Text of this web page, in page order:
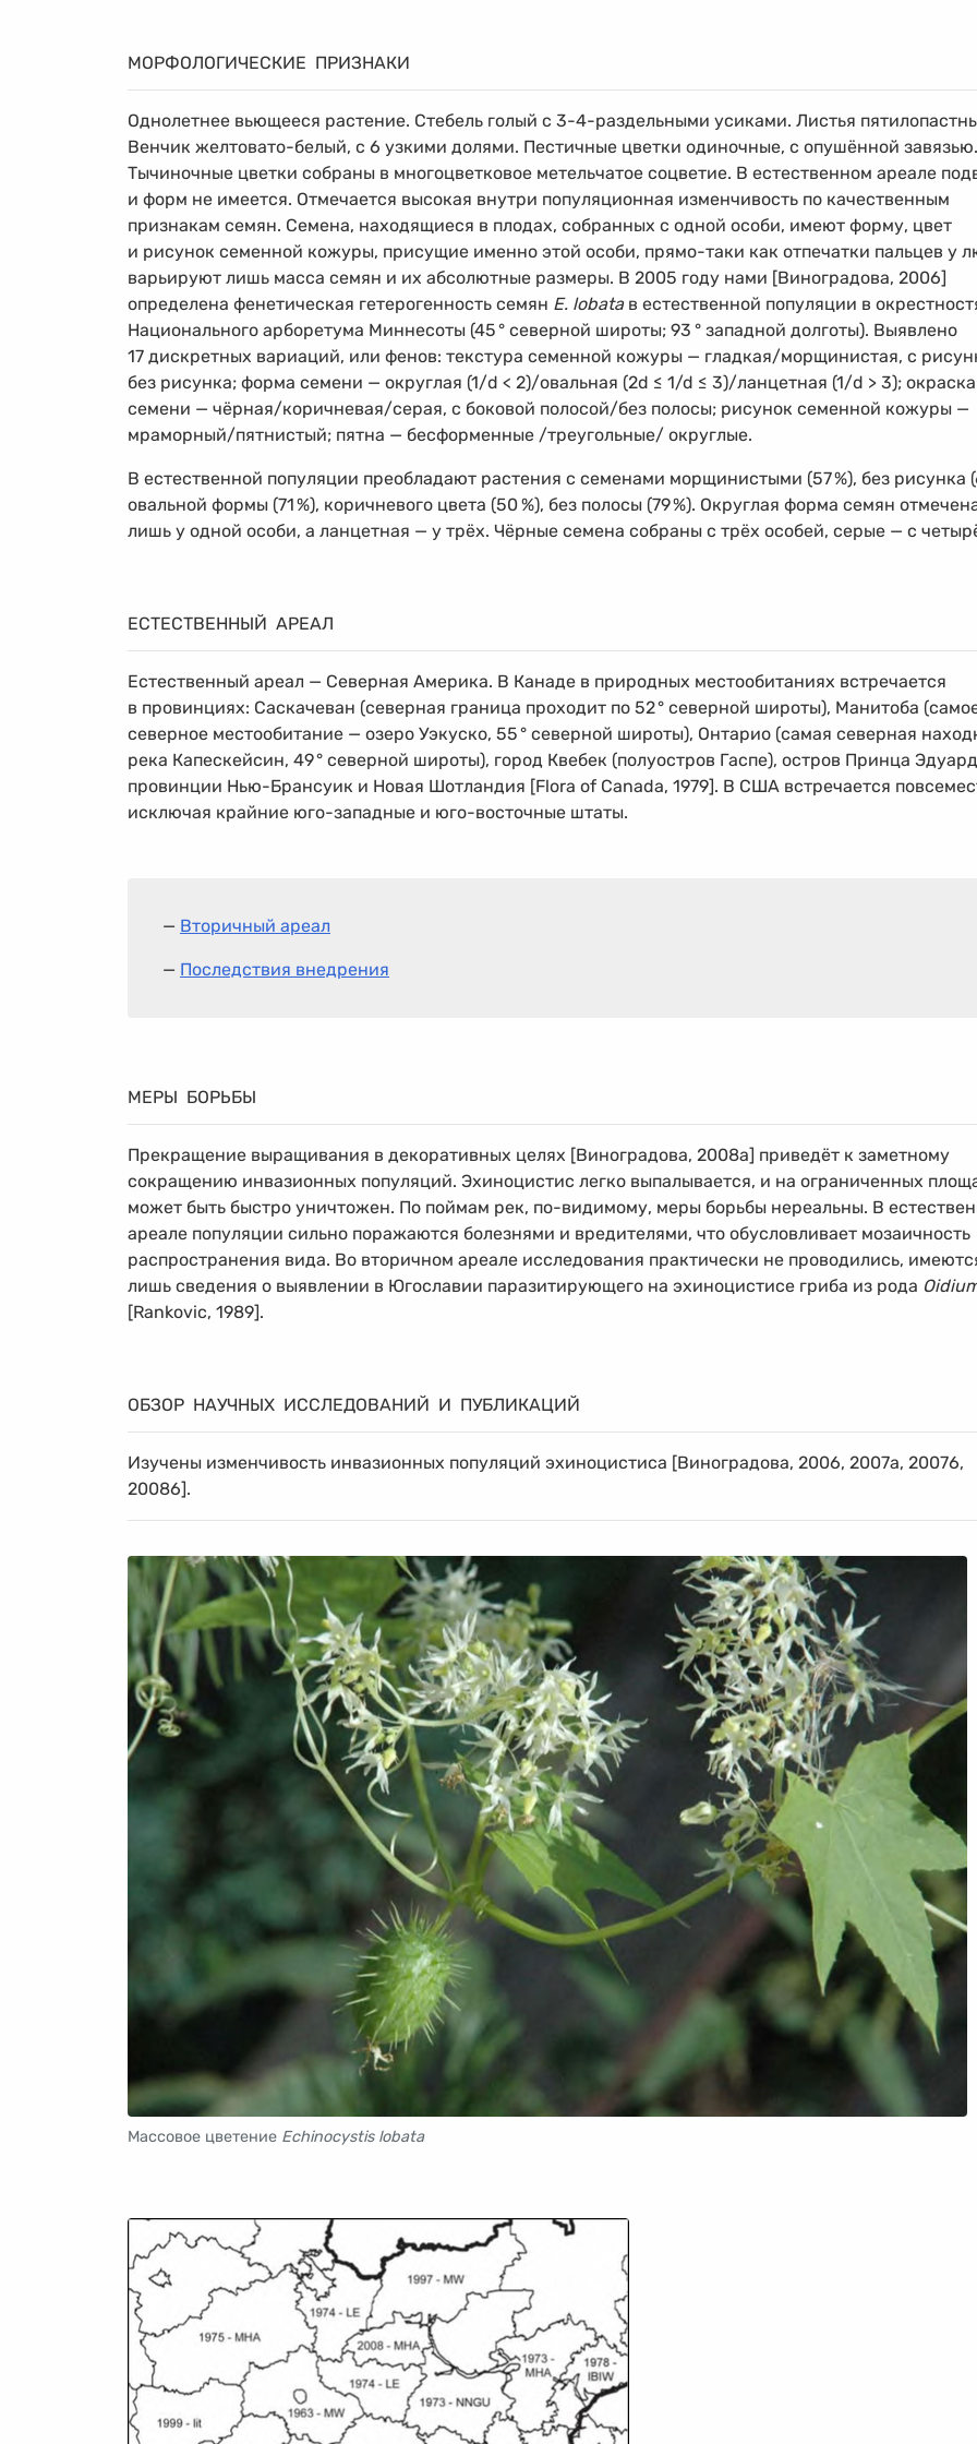
МОРФОЛОГИЧЕСКИЕ ПРИЗНАКИ
Однолетнее вьющееся растение. Стебель голый с 3-4-раздельными усиками. Листья
Венчик желтовато-белый, с 6 узкими долями. Пестичные цветки одиночные, с опушённой завязью.
Тычиночные цветки собраны в многоцветковое метельчатое соцветие. В естественном ареале
и форм не имеется. Отмечается высокая внутри популяционная изменчивость по качественным
признакам семян. Семена, находящиеся в плодах, собранных с одной особи, имеют форму, цвет
и рисунок семенной кожуры, присущие именно этой особи, прямо-таки как отпечатки пальцев у
варьируют лишь масса семян и их абсолютные размеры. В 2005 году нами [Виноградова, 2006]
определена фенетическая гетерогенность семян E. lobataв естественной популяции в
Национального арборетума Миннесоты (45° северной широты; 93 °западной долготы). Выявлено
17 дискретных вариаций, или фенов: текстура семенной кожуры — гладкая/морщинистая, с
без рисунка; форма семени — округлая (1/d < 2)/овальная (2d ≤ 1/d ≤ 3)/лaнцeтнaя (1/d > 3); окраска
семени — чёрная/коричневая/серая, с боковой полосой/без полосы; рисунок семенной кожуры —
мраморный/пятнистый; пятна — бесформенные /треугольные/ округлые.
В естественной популяции преобладают растения с семенами морщинистыми (57%), без рисунка
овальной формы (71%), коричневого цвета (50%), без полосы (79%). Округлая форма семян
лишь у одной особи, а ланцетная — у трёх. Чёрные семена собраны с трёх особей, серые — с
ЕСТЕСТВЕННЫЙ АРЕАЛ
Естественный ареал — Северная Америка. В Канаде в природных местообитаниях встречается
в провинциях: Саскачеван (северная граница проходит по 52° северной широты), Манитоба
северное местообитание — озеро Уэкуско, 55° северной широты), Онтарио (самая северная
река Капескейсин, 49° северной широты), город Квебек (полуостров Гаспе), остров Принца
провинции Нью-Брансуик и Новая Шотландия [Flora of Canada, 1979]. В США встречается
исключая крайние юго-западные и юго-восточные штаты.
— Вторичный ареал
— Последствия внедрения
МЕРЫ БОРЬБЫ
Прекращение выращивания в декоративных целях [Виноградова, 2008а] приведёт к заметному
сокращению инвазионных популяций. Эхиноцистис легко выпалывается, и на ограниченных
может быть быстро уничтожен. По поймам рек, по-видимому, меры борьбы нереальны. В
ареале популяции сильно поражаются болезнями и вредителями, что обусловливает мозаичность
распространения вида. Во вторичном ареале исследования практически не проводились,
лишь сведения о выявлении в Югославии паразитирующего на эхиноцистисе гриба из рода
[Rankovic, 1989].
ОБЗОР НАУЧНЫХ ИССЛЕДОВАНИЙ И ПУБЛИКАЦИЙ
Изучены изменчивость инвазионных популяций эхиноцистиса [Виноградова, 2006, 2007а, 20076,
20086].
Массовое цветение Echinocystis lobata